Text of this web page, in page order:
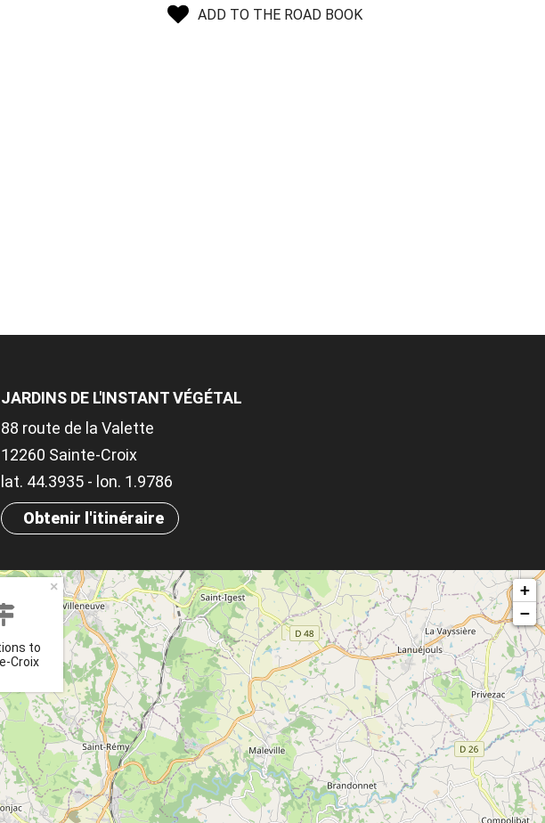
ADD TO THE ROAD BOOK
DE L'INSTANT VÉGÉTAL
88 route de la Valette
12260 Sainte-Croix
lat. 44.3935 - lon. 1.9786
Obtenir l'itinéraire
to
Croix
×
+
−